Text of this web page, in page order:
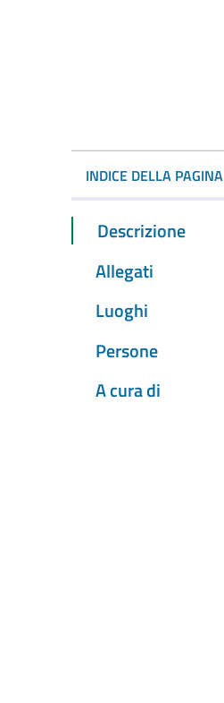
INDICE DELLA PAGINA
Descrizione
Allegati
Luoghi
Persone
A cura di